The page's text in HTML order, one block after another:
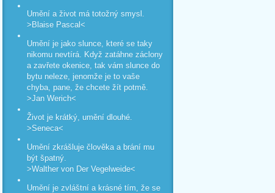
Umění a život má totožný smysl.
>Blaise Pascal<
Umění je jako slunce, které se taky
nikomu nevtírá. Když zatáhne záclony
a zavřete okenice, tak vám slunce do
bytu neleze, jenomže je to vaše
chyba, pane, že chcete žít potmě.
>Jan Werich<
Život je krátký, umění dlouhé.
>Seneca<
Umění zkrášluje člověka a brání mu
být špatný.
>Walther von Der Vegelweide<
Umění je zvláštní a krásné tím, že se